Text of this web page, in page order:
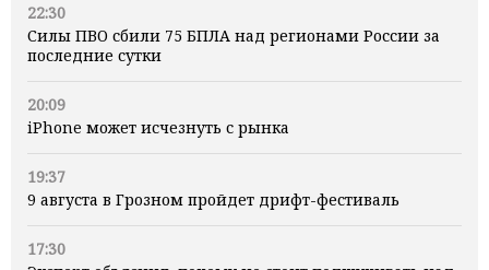
22:30
Силы ПВО сбили 75 БПЛА над регионами России за
последние сутки
20:09
iPhone может исчезнуть с рынка
19:37
9 августа в Грозном пройдет дрифт-фестиваль
17:30